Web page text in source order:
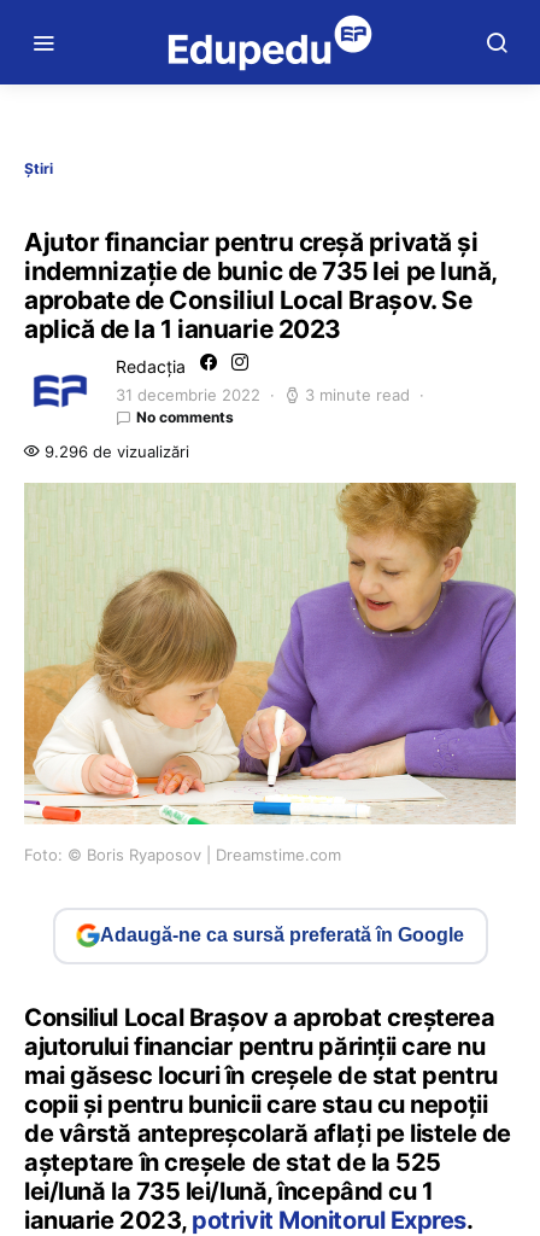
Știri
Ajutor financiar pentru creșă privată și
indemnizație de bunic de 735 lei pe lună,
aprobate de Consiliul Local Brașov. Se
aplică de la 1 ianuarie 2023
Redacția
31 decembrie 2022 3 minute read
No comments
9.296 de vizualizări
Foto: © Boris Ryaposov | Dreamstime.com
Adaugă-ne ca sursă preferată în Google
Consiliul Local Brașov a aprobat creșterea
ajutorului financiar pentru părinții care nu
mai găsesc locuri în creșele de stat pentru
copii și pentru bunicii care stau cu nepoții
de vârstă antepreșcolară aflați pe listele de
așteptare în creșele de stat de la 525
lei/lună la 735 lei/lună, începând cu 1
ianuarie 2023, potrivit Monitorul Expres.